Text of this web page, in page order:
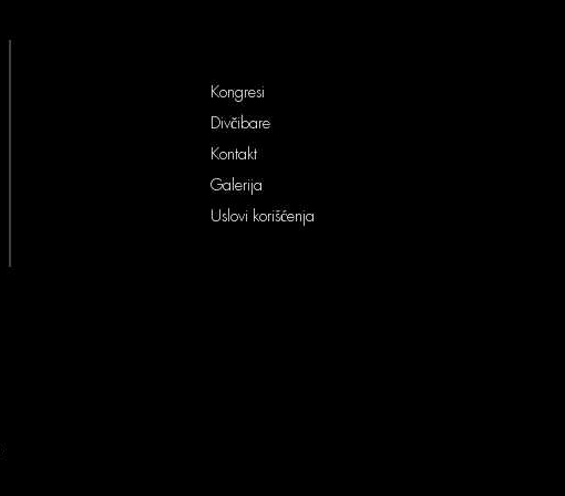
Kongresi
Divčibare
Kontakt
Galerija
Uslovi korišćenja